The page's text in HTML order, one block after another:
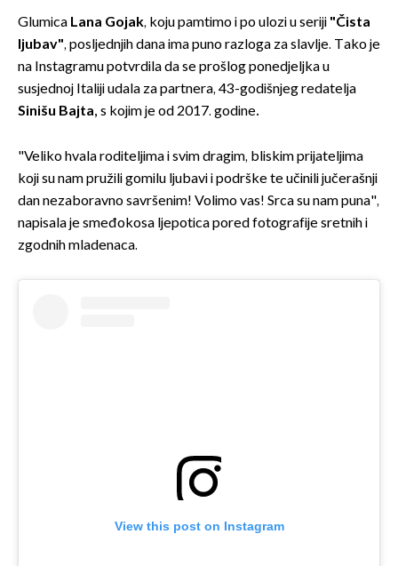
Glumica Lana Gojak, koju pamtimo i po ulozi u seriji "Čista
ljubav", posljednjih dana ima puno razloga za slavlje. Tako je
na Instagramu potvrdila da se prošlog ponedjeljka u
susjednoj Italiji udala za partnera, 43-godišnjeg redatelja
Sinišu Bajta, s kojim je od 2017. godine.
"Veliko hvala roditeljima i svim dragim, bliskim prijateljima
koji su nam pružili gomilu ljubavi i podrške te učinili jučerašnji
dan nezaboravno savršenim! Volimo vas! Srca su nam puna",
napisala je smeđokosa ljepotica pored fotografije sretnih i
zgodnih mladenaca.
View this post on Instagram